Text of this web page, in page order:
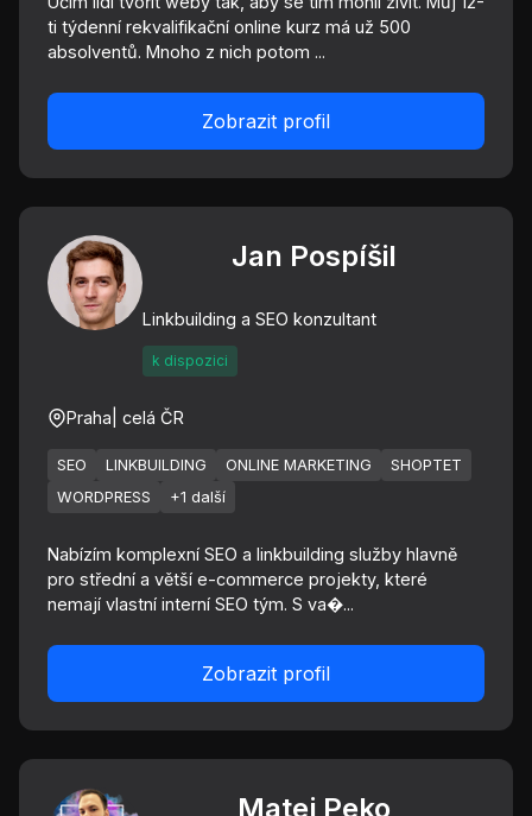
ti týdenní rekvalifikační online kurz má už 500
absolventů. Mnoho z nich potom ...
Zobrazit profil
Jan Pospíšil
Linkbuilding a SEO konzultant
k dispozici
Praha | celá ČR
SEO LINKBUILDING ONLINE MARKETING
SHOPTET
WORDPRESS
+1 další
Nabízím komplexní SEO a linkbuilding služby hlavně
pro střední a větší e-commerce projekty, které
nemají vlastní interní SEO tým. S va�...
Zobrazit profil
Matej Peko